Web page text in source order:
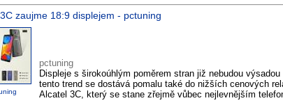
zaujme 18:9 displejem - pctuning
pctuning
Displeje s širokoúhlým poměrem stran již nebudou
tento trend se dostává pomalu také do nižších cenových
Alcatel 3C, který se stane zřejmě vůbec nejlevnějším